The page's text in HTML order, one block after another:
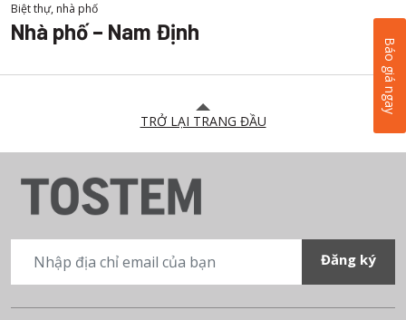
Biệt thự, nhà phố
Nhà phố – Nam Định
Báo giá ngay
TRỞ LẠI TRANG ĐẦU